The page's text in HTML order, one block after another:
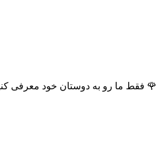
🌹 فقط ما رو به دوستان خود معرفی